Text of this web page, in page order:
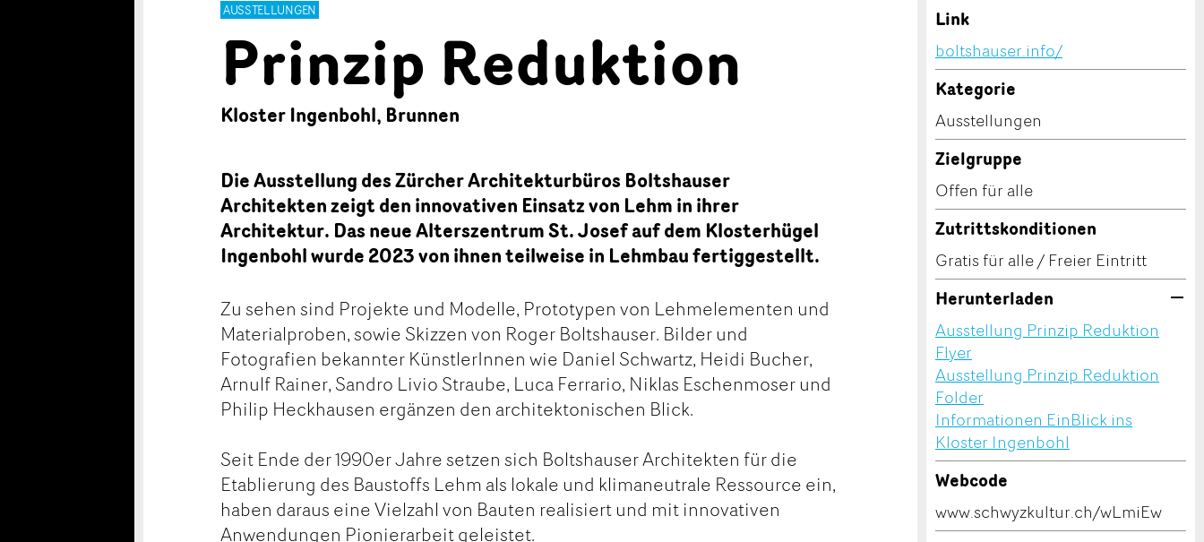
AUSSTELLUNGEN
Prinzip Reduktion
Kloster Ingenbohl, Brunnen
Die Ausstellung des Zürcher Architekturbüros Boltshauser
Architekten zeigt den innovativen Einsatz von Lehm in ihrer
Architektur. Das neue Alterszentrum St. Josef auf dem Klosterhügel
Ingenbohl wurde 2023 von ihnen teilweise in Lehmbau fertiggestellt.
Zu sehen sind Projekte und Modelle, Prototypen von Lehmelementen und
Materialproben, sowie Skizzen von Roger Boltshauser. Bilder und
Fotografien bekannter KünstlerInnen wie Daniel Schwartz, Heidi Bucher,
Arnulf Rainer, Sandro Livio Straube, Luca Ferrario, Niklas Eschenmoser und
Philip Heckhausen ergänzen den architektonischen Blick.
Seit Ende der 1990er Jahre setzen sich Boltshauser Architekten für die
Etablierung des Baustoffs Lehm als lokale und klimaneutrale Ressource ein,
haben daraus eine Vielzahl von Bauten realisiert und mit innovativen
Anwendungen Pionierarbeit geleistet.
Link
boltshauser.info/
Kategorie
Ausstellungen
Zielgruppe
Offen für alle
Zutrittskonditionen
Gratis für alle / Freier Eintritt
Herunterladen
Ausstellung Prinzip Reduktion
Flyer
Ausstellung Prinzip Reduktion
Folder
Informationen EinBlick ins
Kloster Ingenbohl
Webcode
www.schwyzkultur.ch/wLmiEw